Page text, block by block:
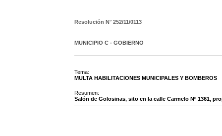
Resolución N° 252/11/0113
MUNICIPIO C - GOBIERNO
Tema:
MULTA HABILITACIONES MUNICIPALES Y BOMBEROS
Resumen:
Salón de Golosinas, sito en la calle Carmelo Nº 1361,